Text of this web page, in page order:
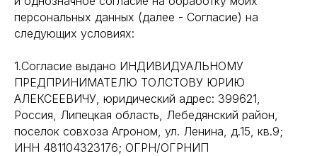
персональных данных (далее - Согласие) на
следующих условиях:
1.Согласие выдано ИНДИВИДУАЛЬНОМУ
ПРЕДПРИНИМАТЕЛЮ ТОЛСТОВУ ЮРИЮ
АЛЕКСЕЕВИЧУ, юридический адрес: 399621,
Россия, Липецкая область, Лебедянский район,
поселок совхоза Агроном, ул. Ленина, д.15, кв.9;
ИНН 481104323176; ОГРН/ОГРНИП